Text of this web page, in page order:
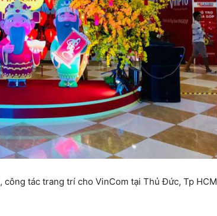
công tác trang trí cho VinCom tại Thủ Đức, Tp HCM